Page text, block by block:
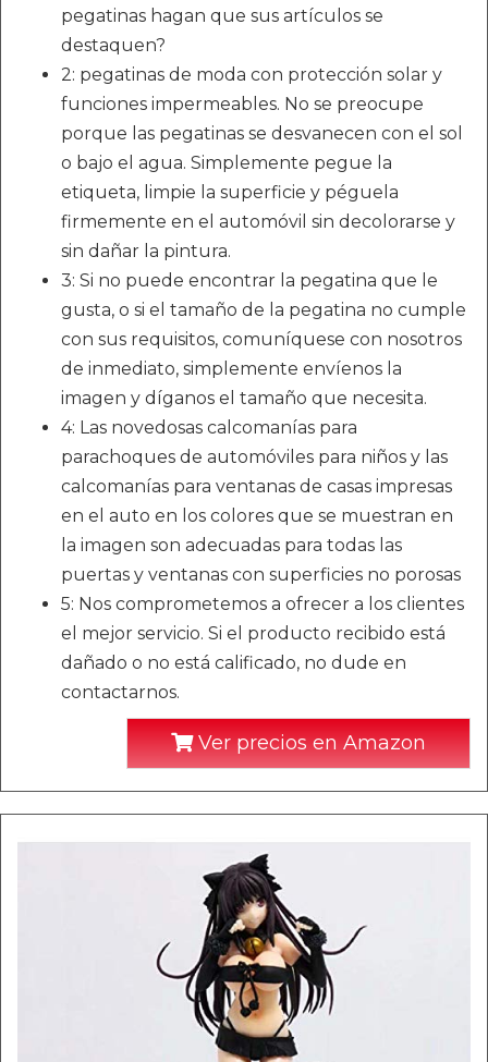
pegatinas hagan que sus artículos se
destaquen?
2: pegatinas de moda con protección solar y
funciones impermeables. No se preocupe
porque las pegatinas se desvanecen con el sol
o bajo el agua. Simplemente pegue la
etiqueta, limpie la superficie y péguela
firmemente en el automóvil sin decolorarse y
sin dañar la pintura.
3: Si no puede encontrar la pegatina que le
gusta, o si el tamaño de la pegatina no cumple
con sus requisitos, comuníquese con nosotros
de inmediato, simplemente envíenos la
imagen y díganos el tamaño que necesita.
4: Las novedosas calcomanías para
parachoques de automóviles para niños y las
calcomanías para ventanas de casas impresas
en el auto en los colores que se muestran en
la imagen son adecuadas para todas las
puertas y ventanas con superficies no porosas
5: Nos comprometemos a ofrecer a los clientes
el mejor servicio. Si el producto recibido está
dañado o no está calificado, no dude en
contactarnos.
Ver precios en Amazon